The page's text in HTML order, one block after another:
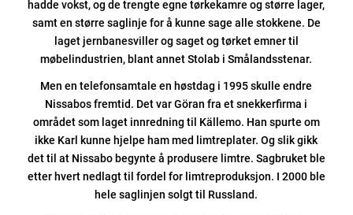
hadde vokst, og de trengte egne tørkekamre og større lager,
samt en større saglinje for å kunne sage alle stokkene. De
laget jernbanesviller og saget og tørket emner til
møbelindustrien, blant annet Stolab i Smålandsstenar.
Men en telefonsamtale en høstdag i 1995 skulle endre
Nissabos fremtid. Det var Göran fra et snekkerfirma i
området som laget innredning til Källemo. Han spurte om
ikke Karl kunne hjelpe ham med limtreplater. Og slik gikk
det til at Nissabo begynte å produsere limtre. Sagbruket ble
etter hvert nedlagt til fordel for limtreproduksjon. I 2000 ble
hele saglinjen solgt til Russland.